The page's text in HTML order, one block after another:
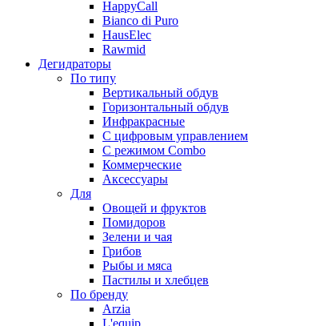
HappyCall
Bianco di Puro
HausElec
Rawmid
Дегидраторы
По типу
Вертикальный обдув
Горизонтальный обдув
Инфракрасные
С цифровым управлением
С режимом Combo
Коммерческие
Аксессуары
Для
Овощей и фруктов
Помидоров
Зелени и чая
Грибов
Рыбы и мяса
Пастилы и хлебцев
По бренду
Arzia
L'equip